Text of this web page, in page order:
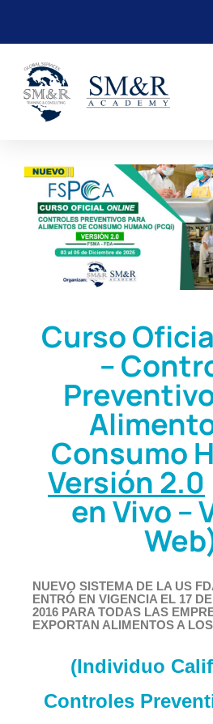
Saltar
contenido
Curso
–
Consumo
Versión 2.0
en Vivo –
NUEVO SISTEMA DE LA US
ENTRÓ EN VIGENCIA EL 17
2016 PARA TODAS LAS
EXPORTAN ALIMENTOS A
(Individuo
Controles